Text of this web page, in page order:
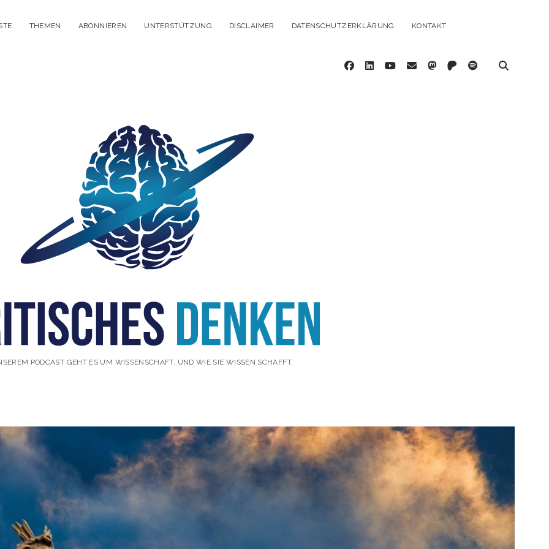
THEMEN ABONNIEREN UNTERSTÜTZUNG DISCLAIMER DATENSCHUTZERKLÄRUNG KONTAKT
facebook
linkedinyoutube
emailmastodon
patreonspotify
PODCAST GEHT ES UM WISSENSCHAFT, UND WIE SIE WISSEN SCHAFFT.